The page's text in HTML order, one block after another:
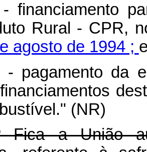
financiamento
Rural - CPR,
agosto de 1994 ;
- pagamento da
(NR)
Fica a União